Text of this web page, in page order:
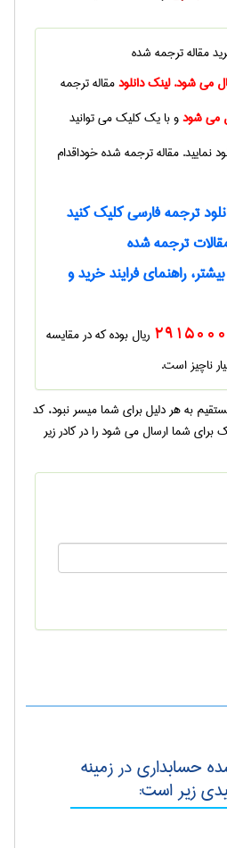
مقاله ترجمه شده
می شود. لینک دانلودمقاله ترجمه
می شودو با یک کلیک می توانید
نمایید.مقاله ترجمه شدهخوداقدام
ترجمه فارسی کلیک کنید
ترجمه شده
راهنمای فرایند خرید و
2915000 ریال بوده که در مقایسه
ناچیز است.
به هر دلیل برای شما میسر نبود، کد
برای شما ارسال می شود را در کادر زیر
حسابداری در زمینه
زیر است: